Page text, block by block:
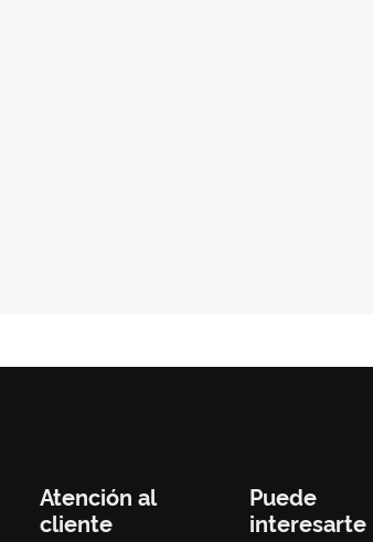
Atención al
cliente
Puede
interesarte